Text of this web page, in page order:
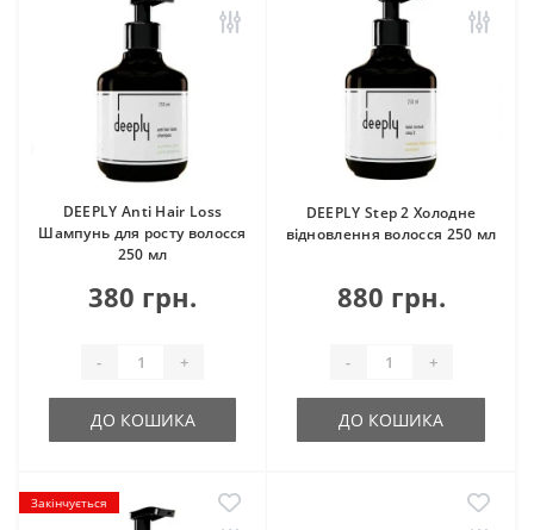
DEEPLY Anti Hair Loss
Шампунь для росту волосся
250 мл
380 грн.
- +
ДО КОШИКА
DEEPLY Step 2 Холодне
відновлення волосся 250 мл
880 грн.
- +
ДО КОШИКА
Закінчується